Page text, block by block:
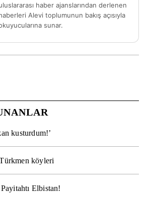
haber ajanslarından derlenen
Alevi toplumunun bakış açısıyla
sunar.
kusturdum!’
köyleri
Elbistan!